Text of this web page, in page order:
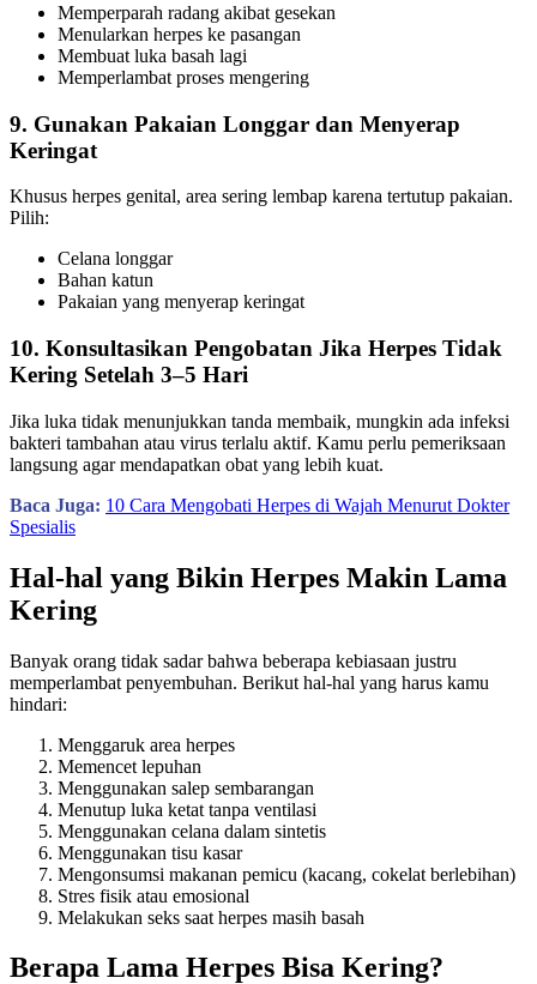
Memperparah radang akibat gesekan
Menularkan herpes ke pasangan
Membuat luka basah lagi
Memperlambat proses mengering
9. Gunakan Pakaian Longgar dan Menyerap
Keringat
Khusus herpes genital, area sering lembap karena tertutup pakaian.
Pilih:
Celana longgar
Bahan katun
Pakaian yang menyerap keringat
10. Konsultasikan Pengobatan Jika Herpes Tidak
Kering Setelah 3–5 Hari
Jika luka tidak menunjukkan tanda membaik, mungkin ada infeksi
bakteri tambahan atau virus terlalu aktif. Kamu perlu pemeriksaan
langsung agar mendapatkan obat yang lebih kuat.
Baca Juga: 10 Cara Mengobati Herpes di Wajah Menurut Dokter
Spesialis
Hal-hal yang Bikin Herpes Makin Lama
Kering
Banyak orang tidak sadar bahwa beberapa kebiasaan justru
memperlambat penyembuhan. Berikut hal-hal yang harus kamu
hindari:
Menggaruk area herpes
Memencet lepuhan
Menggunakan salep sembarangan
Menutup luka ketat tanpa ventilasi
Menggunakan celana dalam sintetis
Menggunakan tisu kasar
Mengonsumsi makanan pemicu (kacang, cokelat berlebihan)
Stres fisik atau emosional
Melakukan seks saat herpes masih basah
Berapa Lama Herpes Bisa Kering?